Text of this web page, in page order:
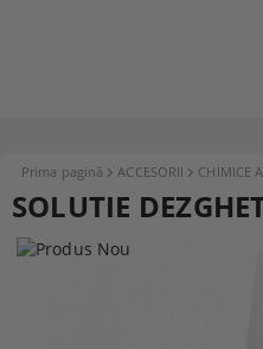
Prima pagină ACCESORII CHIMICE
SOLUTIE